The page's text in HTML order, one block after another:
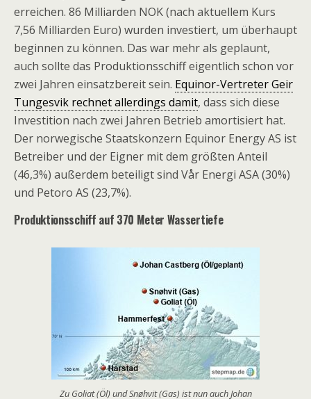
erreichen. 86 Milliarden NOK (nach aktuellem Kurs
7,56 Milliarden Euro) wurden investiert, um überhaupt
beginnen zu können. Das war mehr als geplaunt,
auch sollte das Produktionsschiff eigentlich schon vor
zwei Jahren einsatzbereit sein. Equinor-Vertreter Geir
Tungesvik rechnet allerdings damit, dass sich diese
Investition nach zwei Jahren Betrieb amortisiert hat.
Der norwegische Staatskonzern Equinor Energy AS ist
Betreiber und der Eigner mit dem größten Anteil
(46,3%) außerdem beteiligt sind Vår Energi ASA (30%)
und Petoro AS (23,7%).
Produktionsschiff auf 370 Meter Wassertiefe
Zu Goliat (Öl) und Snøhvit (Gas) ist nun auch Johan